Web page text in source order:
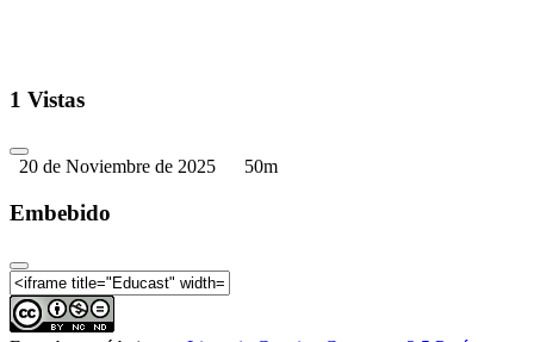
1 Vistas
20 de Noviembre de 2025 50m
Embebido